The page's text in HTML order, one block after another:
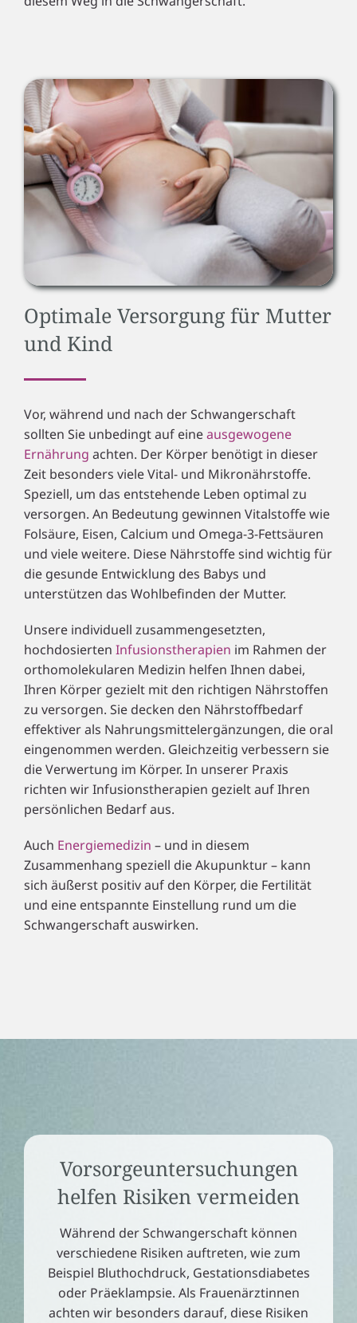
Optimale Versorgung für Mutter
und Kind
Vor, während und nach der Schwangerschaft
sollten Sie unbedingt auf eineausgewogene
Ernährung achten. Der Körper benötigt in dieser
Zeit besonders viele Vital- und Mikronährstoffe.
Speziell, um das entstehende Leben optimal zu
versorgen. An Bedeutung gewinnen Vitalstoffe wie
Folsäure, Eisen, Calcium und Omega-3-Fettsäuren
und viele weitere. Diese Nährstoffe sind wichtig für
die gesunde Entwicklung des Babys und
unterstützen das Wohlbefinden der Mutter.
Unsere individuell zusammengesetzten,
hochdosierten Infusionstherapien im Rahmen der
orthomolekularen Medizin helfen Ihnen dabei,
Ihren Körper gezielt mit den richtigen Nährstoffen
zu versorgen. Sie decken den Nährstoffbedarf
effektiver als Nahrungsmittelergänzungen, die oral
eingenommen werden. Gleichzeitig verbessern sie
die Verwertung im Körper. In unserer Praxis
richten wir Infusionstherapien gezielt auf Ihren
persönlichen Bedarf aus.
Auch Energiemedizin – und in diesem
Zusammenhang speziell die Akupunktur – kann
sich äußerst positiv auf den Körper, die Fertilität
und eine entspannte Einstellung rund um die
Schwangerschaft auswirken.
Vorsorgeuntersuchungen
helfen Risiken vermeiden
Während der Schwangerschaft können
verschiedene Risiken auftreten, wie zum
Beispiel Bluthochdruck, Gestationsdiabetes
oder Präeklampsie. Als Frauenärztinnen
achten wir besonders darauf, diese Risiken